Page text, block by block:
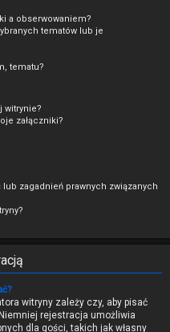
a obserwowaniem?
tematów lub je
tematu?
witrynie?
załączniki?
zagadnień prawnych związanych
witryny zależy czy, aby pisać
rejestracja umożliwia
dla gości, takich jak własny